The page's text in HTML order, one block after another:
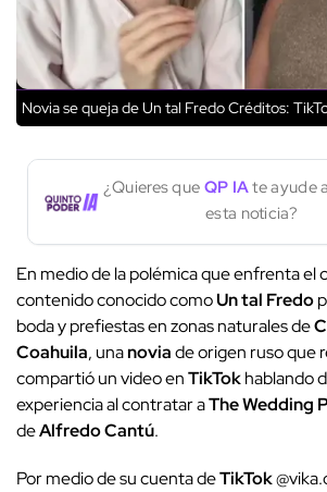
Novia se queja de Un tal FredoCréditos:
¿Quieres que QP IAte ayude
esta noticia?
En medio de la polémica que enfrenta el
contenido conocido comoUn tal Fredo
boda y prefiestas en zonas naturales de
Coahuila, unanoviade origen ruso que
compartió un video enTikTokhablando
experiencia al contratar aThe Wedding
deAlfredo Cantú.
Por medio de su cuenta deTikTok